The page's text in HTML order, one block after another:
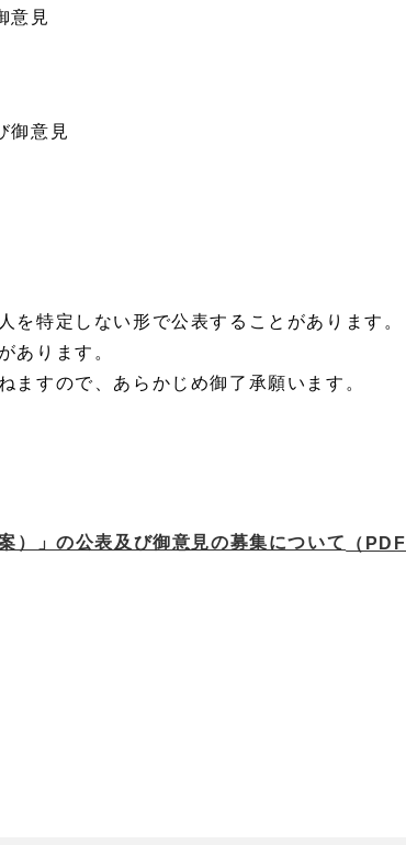
意見
御意見
を特定しない形で公表することがあります。
あります。
ますので、あらかじめ御了承願います。
）」の公表及び御意見の募集について
（PDF